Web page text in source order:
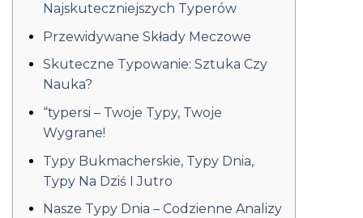
Najskuteczniejszych Typerów
Przewidywane Składy Meczowe
Skuteczne Typowanie: Sztuka Czy
Nauka?
“typersi – Twoje Typy, Twoje
Wygrane!
Typy Bukmacherskie, Typy Dnia,
Typy Na Dziś I Jutro
Nasze Typy Dnia – Codzienne Analizy